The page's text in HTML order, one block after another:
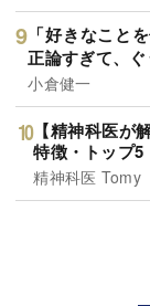
「好きなこと
正論すぎて、
小倉健一
【精神科医が
特徴・トップ5
精神科医 Tomy